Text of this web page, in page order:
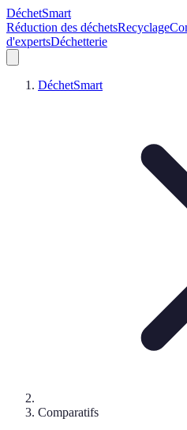
DéchetSmart
Réduction des déchetsRecyclage
d'expertsDéchetterie
DéchetSmart
Comparatifs